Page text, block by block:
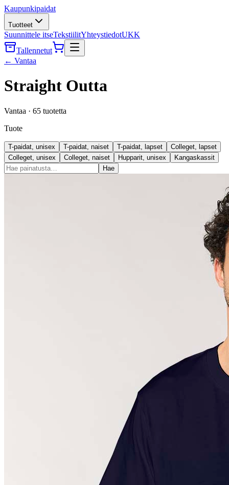
Kaupunkipaidat
Tuotteet
Suunnittele itseTekstiilitYhteystiedotUKK
Tallennetut
← Vantaa
Straight Outta
Vantaa · 65 tuotetta
Tuote
T-paidat, unisex T-paidat, naiset T-paidat, lapset
Colleget, lapset
Colleget, unisex
Colleget, naiset Hupparit, unisex
Kangaskassit
Hae